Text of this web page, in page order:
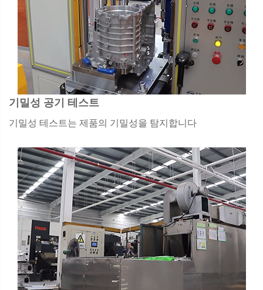
기밀성 공기 테스트
기밀성 테스트는 제품의 기밀성을 탐지합니다